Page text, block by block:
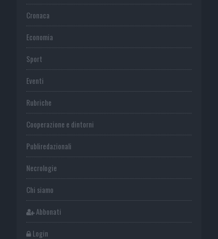
Cronaca
Economia
Sport
Eventi
Rubriche
Cooperazione e dintorni
Publiredazionali
Necrologie
Chi siamo
Abbonati
Login